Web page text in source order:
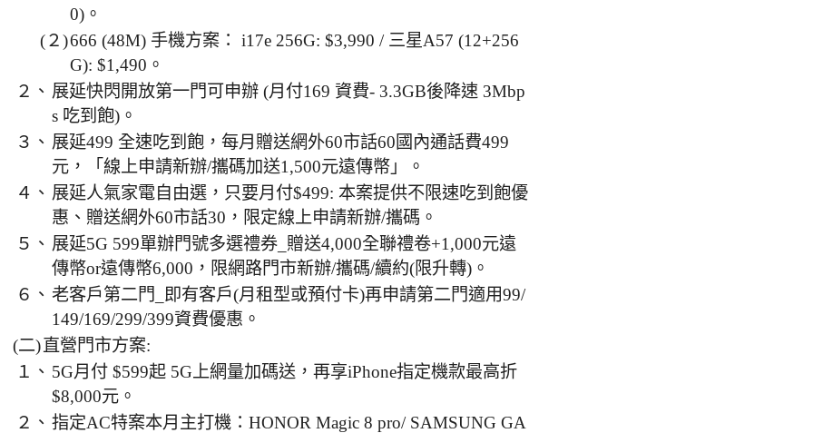
0)。
(２)666 (48M) 手機方案： i17e 256G: $3,990 / 三星A57 (12+256
G): $1,490。
２、 展延快閃開放第一門可申辦 (月付169 資費- 3.3GB後降速 3Mbp
s 吃到飽)。
３、 展延499 全速吃到飽，每月贈送網外60市話60國內通話費499
元，「線上申請新辦/攜碼加送1,500元遠傳幣」。
４、 展延人氣家電自由選，只要月付$499: 本案提供不限速吃到飽優
惠、贈送網外60市話30，限定線上申請新辦/攜碼。
５、 展延5G 599單辦門號多選禮券_贈送4,000全聯禮卷+1,000元遠
傳幣or遠傳幣6,000，限網路門市新辦/攜碼/續約(限升轉)。
６、 老客戶第二門_即有客戶(月租型或預付卡)再申請第二門適用99/
149/169/299/399資費優惠。
(二)直營門市方案:
１、 5G月付 $599起 5G上網量加碼送，再享iPhone指定機款最高折
$8,000元。
２、 指定AC特案本月主打機：HONOR Magic 8 pro/ SAMSUNG GA